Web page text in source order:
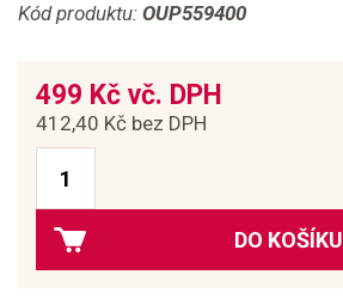
Kód produktu: OUP559400
499 Kč vč. DPH
412,40 Kč bez DPH
DO KOŠÍKU